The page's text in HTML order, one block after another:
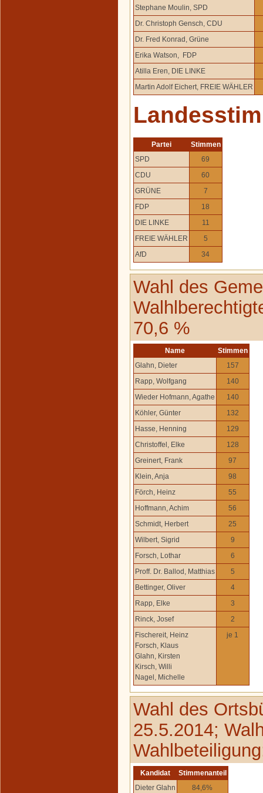
Stephane Moulin, SPD
Dr. Christoph Gensch, CDU
Dr. Fred Konrad, Grüne
Erika Watson, FDP
Atilla Eren, DIE LINKE
Martin Adolf Eichert, FREIE WÄHLER
Partei
Stimmen
SPD
69
CDU
60
GRÜNE
7
FDP
18
DIE LINKE
11
FREIE WÄHLER
5
AfD
34
Wahl des
70,6 %
Name
Stimmen
Glahn, Dieter
157
Rapp, Wolfgang
140
Wieder Hofmann, Agathe
140
Köhler, Günter
132
Hasse, Henning
129
Christoffel, Elke
128
Greinert, Frank
97
Klein, Anja
98
Förch, Heinz
55
Hoffmann, Achim
56
Schmidt, Herbert
25
Wilbert, Sigrid
9
Forsch, Lothar
6
Proff. Dr. Ballod, Matthias
5
Bettinger, Oliver
4
Rapp, Elke
3
Rinck, Josef
2
Fischereit, Heinz
Forsch, Klaus
Glahn, Kirsten
Kirsch, Willi
Nagel, Michelle
je 1
Wahl des
25.5.2014;
Kandidat
Stimmenanteil
Dieter Glahn
84,6%